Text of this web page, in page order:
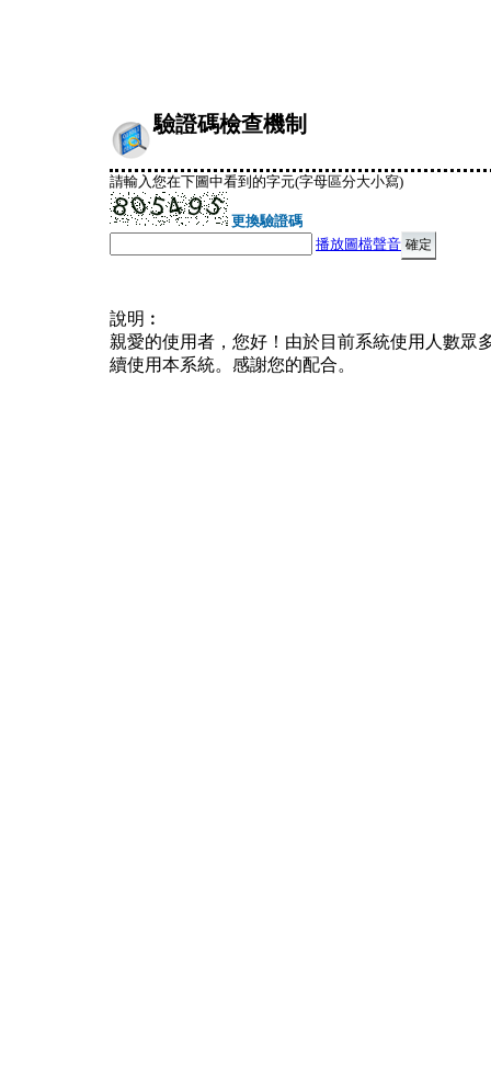
驗證碼檢查機制
請輸入您在下圖中看到的字元(字母區分大小寫)
更換驗證碼
播放圖檔聲音
說明︰
親愛的使用者，您好！由於目前系統使用人數眾
續使用本系統。感謝您的配合。